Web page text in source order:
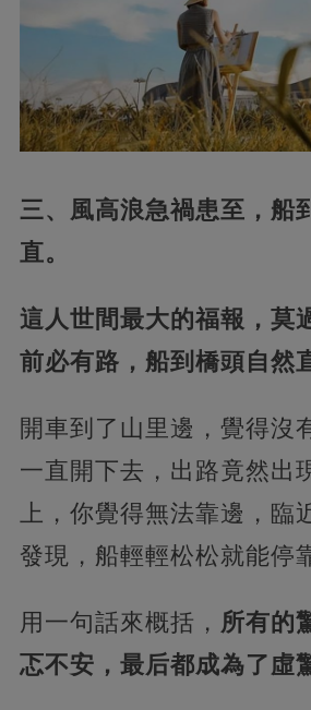
三、風高浪急禍患至，船
直。
這人世間最大的福報，莫
前必有路，船到橋頭自然
開車到了山里邊，覺得沒
一直開下去，出路竟然出
上，你覺得無法靠邊，臨
發現，船輕輕松松就能停
用一句話來概括， 所有的
忑不安，最后都成為了虛